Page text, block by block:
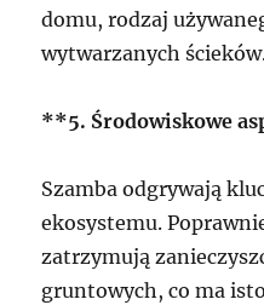
domu, rodzaj
wytwarzanych
**5. Środowiskowe
Szamba odgrywają
ekosystemu.
zatrzymują
gruntowych, co ma